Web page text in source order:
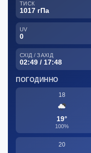
ТИСК
1017 гПа
UV
0
СХІД / ЗАХІД
02:49 / 17:48
ПОГОДИННО
18
19°
100%
20